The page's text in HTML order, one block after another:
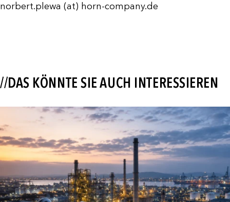
norbert.plewa (at) horn-company.de
//DAS KÖNNTE SIE AUCH INTERESSIEREN